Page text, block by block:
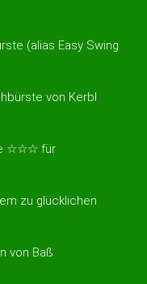
(alias Easy Swing
von Kerbl
☆☆☆ für
zu glücklichen
von Baß